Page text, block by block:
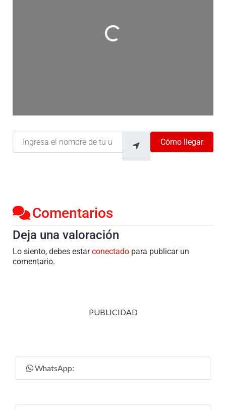
Cargando…
Ingresa el nombre de tu ubicación
Cómo llegar
Comentarios
Deja una valoración
Lo siento, debes estarconectado para publicar un
comentario.
PUBLICIDAD
WhatsApp: